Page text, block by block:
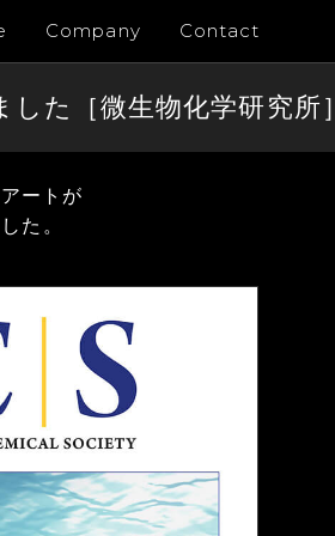
Company Contact
た［微生物化学研究所］
ートが
た。